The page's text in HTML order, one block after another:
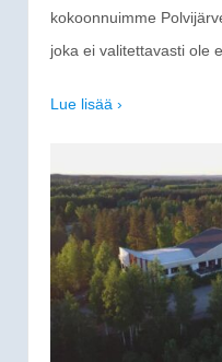
kokoonnuimme
joka ei valitettavasti ole
Lue lisää ›